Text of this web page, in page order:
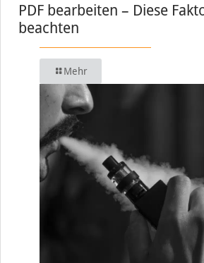
PDF bearbeiten – Diese
beachten
Mehr